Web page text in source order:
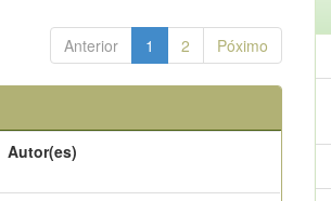
Anterior 1 2 Póximo
Autor(es)